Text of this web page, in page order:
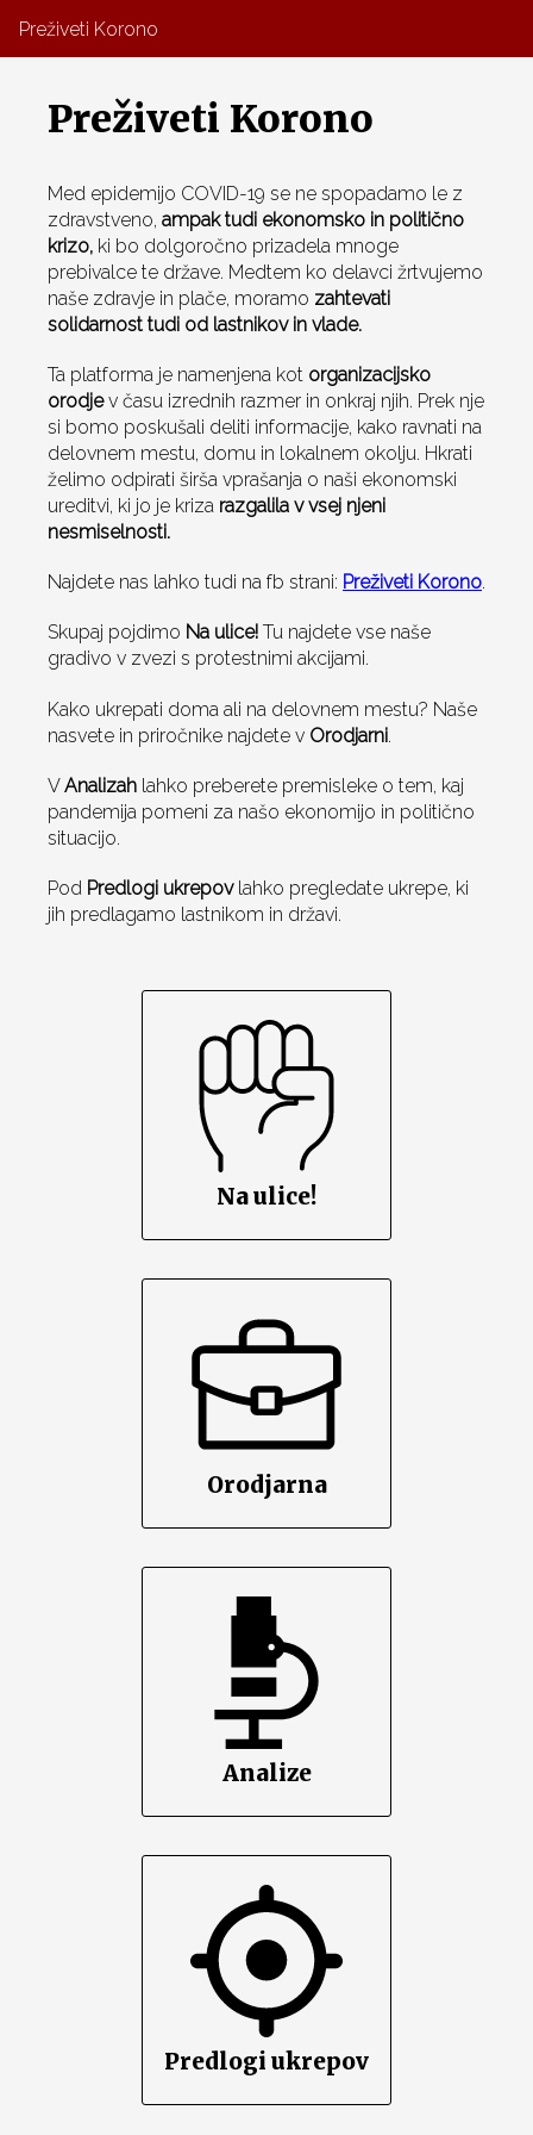
Preživeti Korono
Preživeti Korono
Med epidemijo COVID-19 se ne spopadamo le z
zdravstveno, ampak tudi ekonomsko in politično
krizo, ki bo dolgoročno prizadela mnoge
prebivalce te države. Medtem ko delavci žrtvujemo
naše zdravje in plače, moramo zahtevati
solidarnost tudi od lastnikov in vlade.
Ta platforma je namenjena kot organizacijsko
orodjev času izrednih razmer in onkraj njih. Prek nje
si bomo poskušali deliti informacije, kako ravnati na
delovnem mestu, domu in lokalnem okolju. Hkrati
želimo odpirati širša vprašanja o naši ekonomski
ureditvi, ki jo je kriza razgalila v vsej njeni
nesmiselnosti.
Najdete nas lahko tudi na fb strani: Preživeti Korono.
Skupaj pojdimo Na ulice! Tu najdete vse naše
gradivo v zvezi s protestnimi akcijami.
Kako ukrepati doma ali na delovnem mestu? Naše
nasvete in priročnike najdete v Orodjarni.
VAnalizah lahko preberete premisleke o tem, kaj
pandemija pomeni za našo ekonomijo in politično
situacijo.
Pod Predlogi ukrepovlahko pregledate ukrepe, ki
jih predlagamo lastnikom in državi.
Na ulice!
Orodjarna
Analize
Predlogi ukrepov